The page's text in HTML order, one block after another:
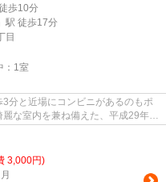
歩10分
」駅 徒歩17分
目
1室
分と近場にコンビニがあるのもポ
な室内を兼ね備えた、平成29年築
3,000円)